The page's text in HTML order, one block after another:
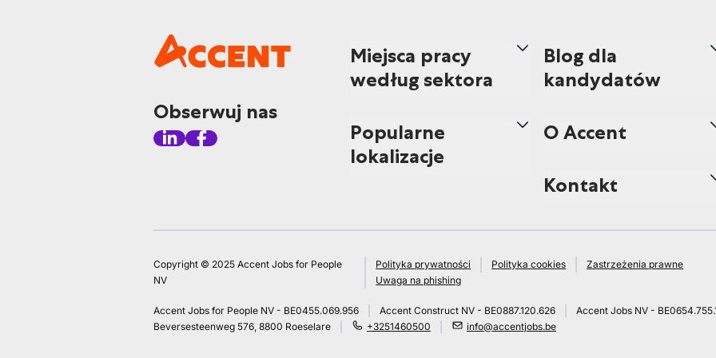
Obserwuj nas
Miejsca pracy
według sektora
Popularne
lokalizacje
Blog dla
kandydatów
O Accent
Kontakt
Copyright © 2025 Accent Jobs for People
NV
Polityka prywatności Polityka cookies
Zastrzeżenia prawne
Uwaga na phishing
Accent Jobs for People NV - BE0455.069.956 Accent Construct NV - BE0887.120.626
Accent Jobs NV -
Beversesteenweg 576, 8800 Roeselare
+3251460500 info@accentjobs.be